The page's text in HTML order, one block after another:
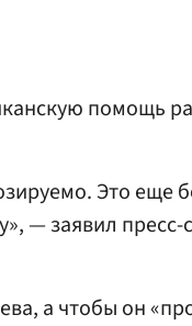
помощь
Это еще
— заявил пресс-
а чтобы он